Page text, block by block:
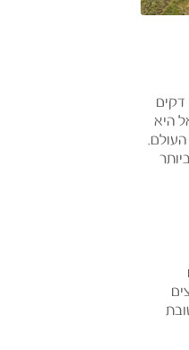
דקים
היא